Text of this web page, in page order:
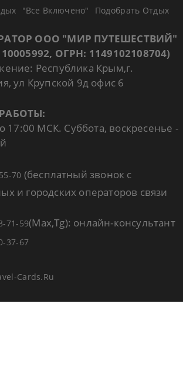
"Все Включено" Подобрать Отдых
ООО "МИР ПУТЕШЕСТВИЙ"
ОГРН: 1149102108704)
Республика Крым,г.
ул Крупской 9д офис 6
17:00 МСК. Суббота, воскресенье -
70 (бесплатный звонок с
и городских операторов связи
71-59(Max,Tg): онлайн-консультант
37-67
Cards.ru